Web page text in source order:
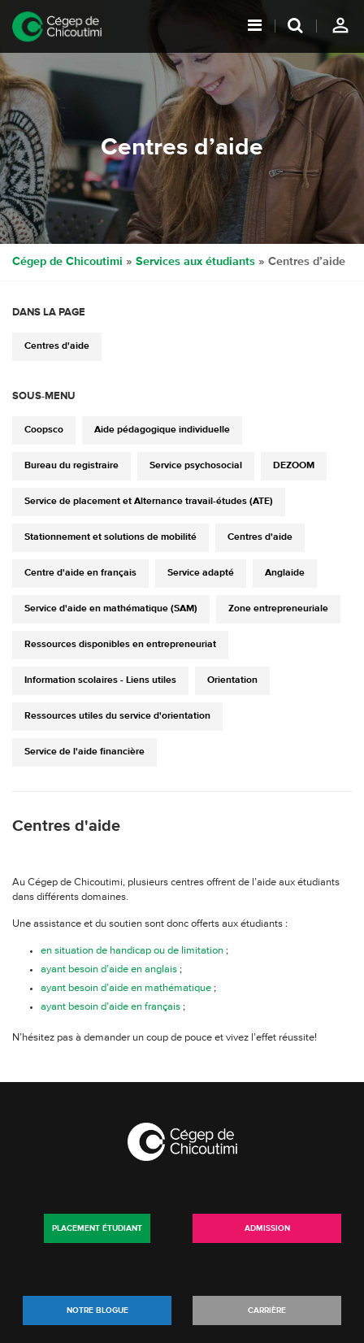
person_outline
Centres d’aide
Cégep de Chicoutimi » Services aux étudiants » Centres d’aide
DANS LA PAGE
Centres d'aide
SOUS-MENU
Coopsco Aide pédagogique individuelle
Bureau du registraire Service psychosocial DEZOOM
Service de placement et Alternance travail-études (ATE)
Stationnement et solutions de mobilité Centres d'aide
Centre d'aide en français Service adapté Anglaide
Service d'aide en mathématique (SAM) Zone entrepreneuriale
Ressources disponibles en entrepreneuriat
Information scolaires - Liens utiles Orientation
Ressources utiles du service d'orientation
Service de l'aide financière
Centres d'aide
Au Cégep de Chicoutimi, plusieurs centres offrent de l’aide aux étudiants
dans différents domaines.
Une assistance et du soutien sont donc offerts aux étudiants :
en situation de handicap ou de limitation ;
ayant besoin d’aide en anglais ;
ayant besoin d’aide en mathématique ;
ayant besoin d’aide en français ;
N’hésitez pas à demander un coup de pouce et vivez l’effet réussite!
PLACEMENT ÉTUDIANT ADMISSION
NOTRE BLOGUE CARRIÈRE